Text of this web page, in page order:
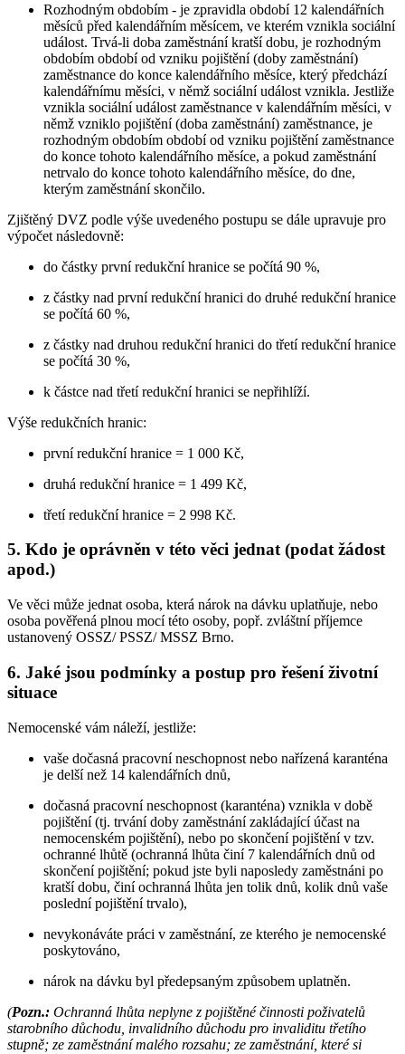
Rozhodným obdobím - je zpravidla období 12 kalendářních
měsíců před kalendářním měsícem, ve kterém vznikla sociální
událost. Trvá-li doba zaměstnání kratší dobu, je rozhodným
obdobím období od vzniku pojištění (doby zaměstnání)
zaměstnance do konce kalendářního měsíce, který předchází
kalendářnímu měsíci, v němž sociální událost vznikla. Jestliže
vznikla sociální událost zaměstnance v kalendářním měsíci, v
němž vzniklo pojištění (doba zaměstnání) zaměstnance, je
rozhodným obdobím období od vzniku pojištění zaměstnance
do konce tohoto kalendářního měsíce, a pokud zaměstnání
netrvalo do konce tohoto kalendářního měsíce, do dne,
kterým zaměstnání skončilo.
Zjištěný DVZ podle výše uvedeného postupu se dále upravuje pro
výpočet následovně:
do částky první redukční hranice se počítá 90 %,
z částky nad první redukční hranici do druhé redukční hranice
se počítá 60 %,
z částky nad druhou redukční hranici do třetí redukční hranice
se počítá 30 %,
k částce nad třetí redukční hranici se nepřihlíží.
Výše redukčních hranic:
první redukční hranice = 1 000 Kč,
druhá redukční hranice = 1 499 Kč,
třetí redukční hranice = 2 998 Kč.
5. Kdo je oprávněn v této věci jednat (podat žádost
apod.)
Ve věci může jednat osoba, která nárok na dávku uplatňuje, nebo
osoba pověřená plnou mocí této osoby, popř. zvláštní příjemce
ustanovený OSSZ/ PSSZ/ MSSZ Brno.
6. Jaké jsou podmínky a postup pro řešení životní
situace
Nemocenské vám náleží, jestliže:
vaše dočasná pracovní neschopnost nebo nařízená karanténa
je delší než 14 kalendářních dnů,
dočasná pracovní neschopnost (karanténa) vznikla v době
pojištění (tj. trvání doby zaměstnání zakládající účast na
nemocenském pojištění), nebo po skončení pojištění v tzv.
ochranné lhůtě (ochranná lhůta činí 7 kalendářních dnů od
skončení pojištění; pokud jste byli naposledy zaměstnáni po
kratší dobu, činí ochranná lhůta jen tolik dnů, kolik dnů vaše
poslední pojištění trvalo),
nevykonáváte práci v zaměstnání, ze kterého je nemocenské
poskytováno,
nárok na dávku byl předepsaným způsobem uplatněn.
(Pozn.: Ochranná lhůta neplyne z pojištěné činnosti poživatelů
starobního důchodu, invalidního důchodu pro invaliditu třetího
stupně; ze zaměstnání malého rozsahu; ze zaměstnání, které si